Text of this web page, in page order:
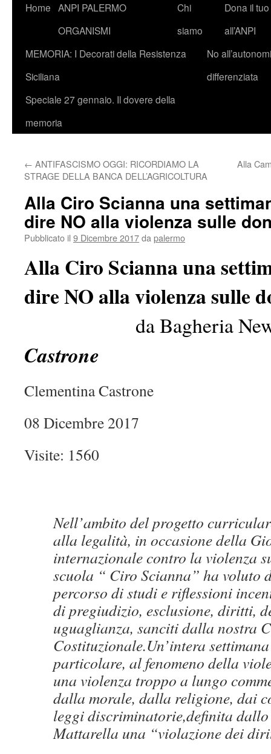
Vai
contenuto
Home ANPI PALERMO
ORGANISMI
Chi
siamo
Dona il
all’ANPI
MEMORIA: I Decorati della Resistenza
Siciliana
No
differenziata
Speciale 27 gennaio. Il dovere della
memoria
← ANTIFASCISMO OGGI: RICORDIAMO LA
STRAGE DELLA BANCA DELL’AGRICOLTURA
Alla
Alla Ciro Scianna una
dire NO alla violenza sulle
Pubblicato il 9 Dicembre 2017da palermo
Alla Ciro Scianna una
dire NO alla violenza sulle
da Bagheria
Castrone
Clementina Castrone
08 Dicembre 2017
Visite: 1560
Nell’ambito del progetto
alla legalità, in occasione della
internazionale contro la violenza
scuola “ Ciro Scianna” ha voluto
percorso di studi e riflessioni
di pregiudizio, esclusione, diritti,
uguaglianza, sanciti dalla nostra
Costituzionale.Un’intera
particolare, al fenomeno della
una violenza troppo a lungo
dalla morale, dalla religione, dai
leggi discriminatorie,definita dallo
Mattarella una “violazione dei